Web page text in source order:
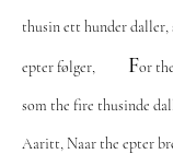
thusin ett hunder daller,
epter følger, For
som the fire thusinde
Aaritt, Naar the epter